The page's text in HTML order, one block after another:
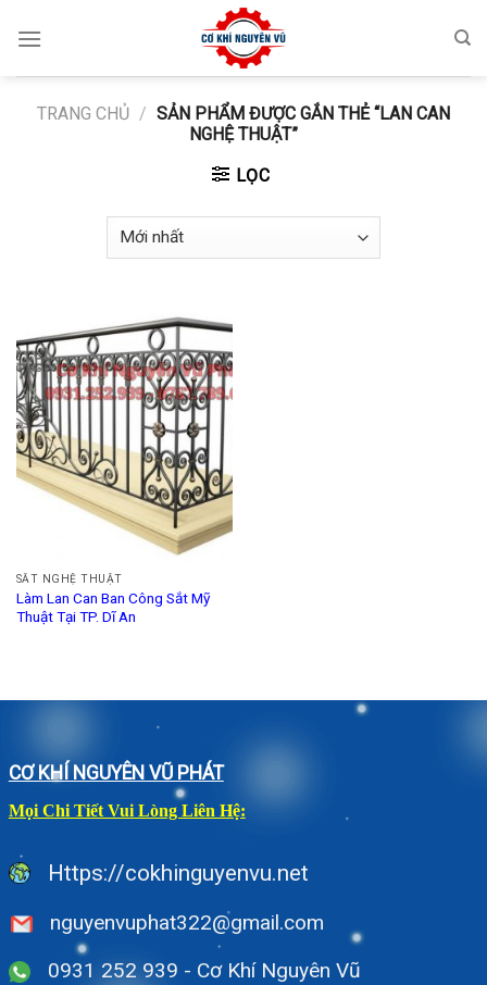
TRANG CHỦ / SẢN PHẨM ĐƯỢC GẮN THẺ “LAN CAN
NGHỆ THUẬT”
LỌC
SẮT NGHỆ THUẬT
Làm Lan Can Ban Công Sắt Mỹ
Thuật Tại TP. Dĩ An
CƠ KHÍ NGUYÊN VŨ PHÁT
Mọi Chi Tiết Vui Lòng Liên Hệ:
Https://cokhinguyenvu.net
nguyenvuphat322@gmail.com
0931 252 939 - Cơ Khí Nguyên Vũ